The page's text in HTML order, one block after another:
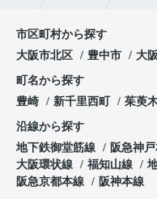
市区町村から探す
大阪市北区
豊中市 大
町名から探す
豊崎
新千里西町 茱萸
沿線から探す
地下鉄御堂筋線
阪急神
大阪環状線
福知山線
阪急京都本線
阪神本線